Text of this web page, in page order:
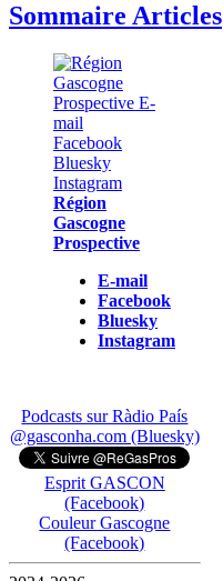
Sommaire Articles
Région
Gascogne
Prospective
E-mail
Facebook
Bluesky
Instagram
Podcasts sur Ràdio País
@gasconha.com (Bluesky)
Esprit GASCON
(Facebook)
Couleur Gascogne
(Facebook)